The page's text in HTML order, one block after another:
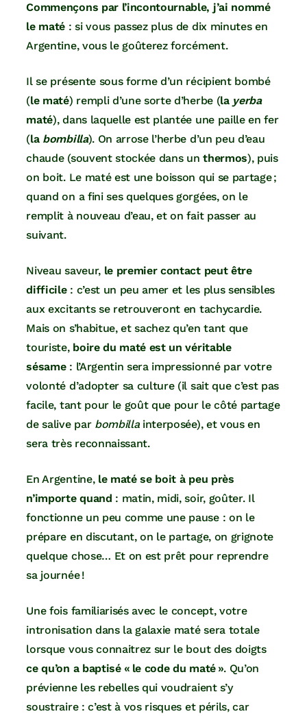
Commençons par l’incontournable, j’ai nommé
le maté : si vous passez plus de dix minutes en
Argentine, vous le goûterez forcément.
Il se présente sous forme d’un récipient bombé
(le maté) rempli d’une sorte d’herbe (la yerba
maté), dans laquelle est plantée une paille en fer
(la bombilla). On arrose l’herbe d’un peu d’eau
chaude (souvent stockée dans unthermos), puis
on boit. Le maté est une boisson qui se partage ;
quand on a fini ses quelques gorgées, on le
remplit à nouveau d’eau, et on fait passer au
suivant.
Niveau saveur, le premier contact peut être
difficile: c’est un peu amer et les plus sensibles
aux excitants se retrouveront en tachycardie.
Mais on s’habitue, et sachez qu’en tant que
touriste, boire du maté est un véritable
sésame: l’Argentin sera impressionné par votre
volonté d’adopter sa culture (il sait que c’est pas
facile, tant pour le goût que pour le côté partage
de salive par bombillainterposée), et vous en
sera très reconnaissant.
En Argentine, le maté se boit à peu près
n’importe quand : matin, midi, soir, goûter. Il
fonctionne un peu comme une pause : on le
prépare en discutant, on le partage, on grignote
quelque chose… Et on est prêt pour reprendre
sa journée !
Une fois familiarisés avec le concept, votre
intronisation dans la galaxie maté sera totale
lorsque vous connaitrez sur le bout des doigts
ce qu’on a baptisé « le code du maté ». Qu’on
prévienne les rebelles qui voudraient s’y
soustraire : c’est à vos risques et périls, car